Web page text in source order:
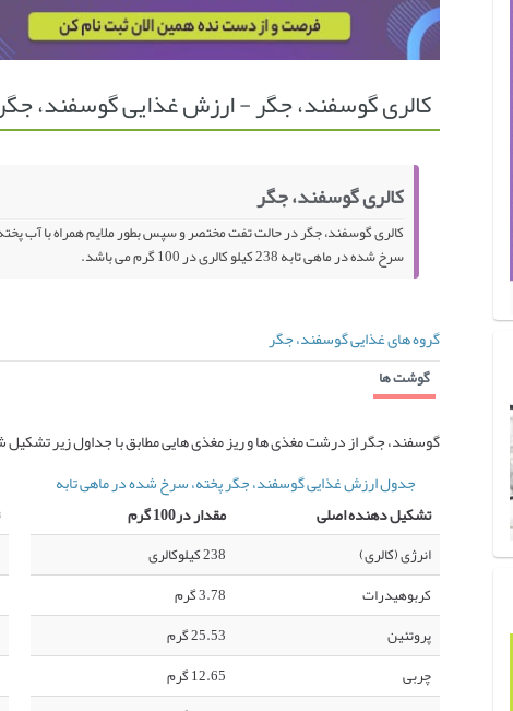
کالری گوسفند، جگر - ارزش غذایی گوسفند،
کالری گوسفند، جگر
سرخ شده در ماهی تابه 238 کیلو کالری در 100 گرم می باشد.
گروه های غذایی گوسفند، جگر
گوشت ها
گوسفند، جگر از درشت مغذی ها و ریز مغذی هایی مطابق با جداول زیر
جدول ارزش غذایی گوسفند، جگر پخته، سرخ شده در ماهی تابه
تشکیل دهنده اصلی
مقدار در100 گرم
انرژی (کالری)
238 کیلوکالری
کربوهیدرات
3.78 گرم
پروتئین
25.53 گرم
چربی
12.65 گرم